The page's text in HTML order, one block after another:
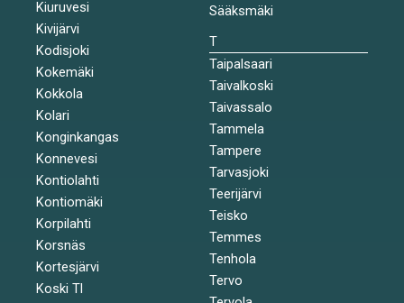
Kiuruvesi
Kivijärvi
Kodisjoki
Kokemäki
Kokkola
Kolari
Konginkangas
Konnevesi
Kontiolahti
Kontiomäki
Korpilahti
Korsnäs
Kortesjärvi
Koski Tl
Sääksmäki
T
Taipalsaari
Taivalkoski
Taivassalo
Tammela
Tampere
Tarvasjoki
Teerijärvi
Teisko
Temmes
Tenhola
Tervo